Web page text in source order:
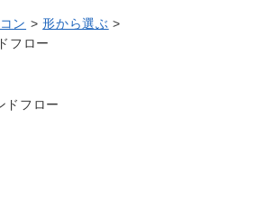
施工実績
ン >形から選ぶ >
フロー
ドフロー